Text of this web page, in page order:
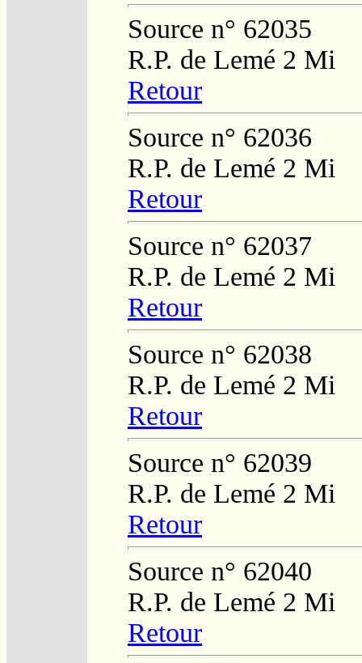
Source n° 62035
R.P. de Lemé 2 Mi
Retour
Source n° 62036
R.P. de Lemé 2 Mi
Retour
Source n° 62037
R.P. de Lemé 2 Mi
Retour
Source n° 62038
R.P. de Lemé 2 Mi
Retour
Source n° 62039
R.P. de Lemé 2 Mi
Retour
Source n° 62040
R.P. de Lemé 2 Mi
Retour